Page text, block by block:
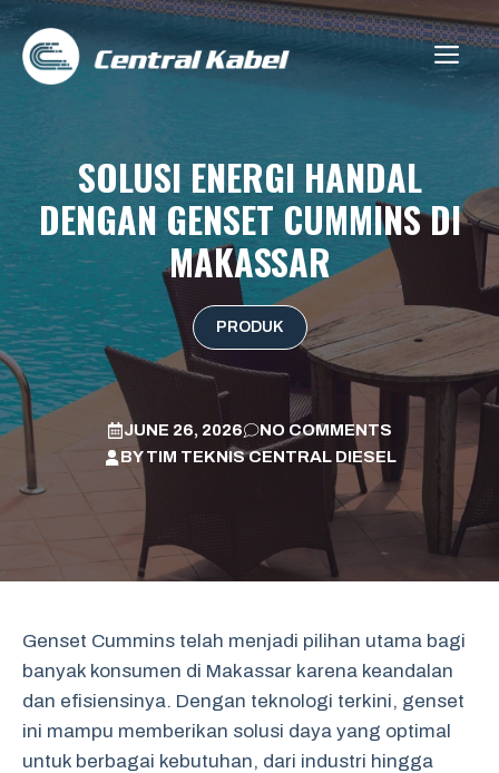
Skip
content
SOLUSI ENERGI HANDAL
DENGAN GENSET CUMMINS DI
MAKASSAR
PRODUK
JUNE 26, 2026
NO COMMENTS
BYTIM TEKNIS CENTRAL DIESEL
Genset Cummins telah menjadi pilihan utama bagi
banyak konsumen di Makassar karena keandalan
dan efisiensinya. Dengan teknologi terkini, genset
ini mampu memberikan solusi daya yang optimal
untuk berbagai kebutuhan, dari industri hingga